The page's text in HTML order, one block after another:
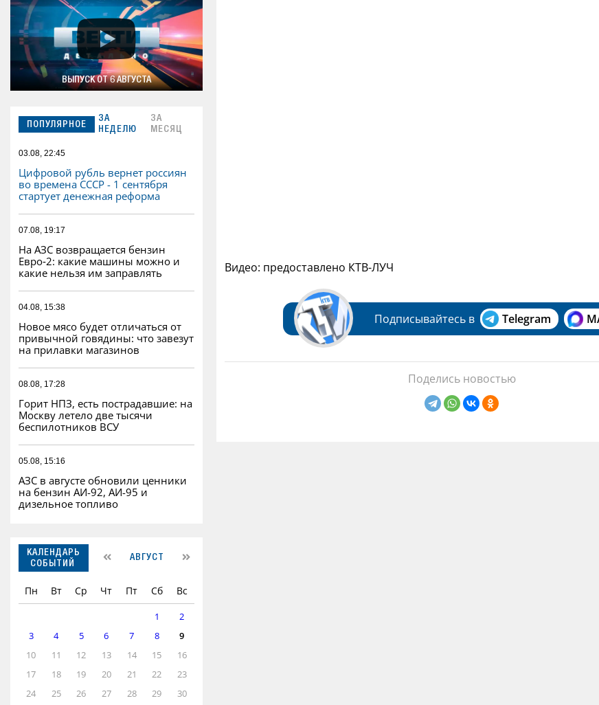
ВЫПУСК ОТ 6 АВГУСТА
ПОПУЛЯРНОЕ
ЗА
НЕДЕЛЮ
ЗА
МЕСЯЦ
03.08, 22:45
Цифровой рубль вернет россиян
во времена СССР - 1 сентября
стартует денежная реформа
07.08, 19:17
На АЗС возвращается бензин
Евро‑2: какие машины можно и
какие нельзя им заправлять
04.08, 15:38
Новое мясо будет отличаться от
привычной говядины: что завезут
на прилавки магазинов
08.08, 17:28
Горит НПЗ, есть пострадавшие: на
Москву летело две тысячи
беспилотников ВСУ
05.08, 15:16
АЗС в августе обновили ценники
на бензин АИ-92, АИ-95 и
дизельное топливо
КАЛЕНДАРЬ
СОБЫТИЙ
АВГУСТ
Пн Вт Ср Чт Пт Сб Вс
1
2
3
4 5 6 7 8
9
10
11 12 13 14 15
16
17
18 19 20 21 22
23
24
25 26 27 28 29 30
Видео: предоставлено КТВ-ЛУЧ
Подписывайтесь в Telegram
Поделись новостью